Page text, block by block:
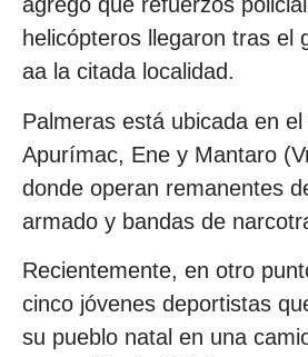
helicópteros llegaron tras el
aa la citada localidad.
Palmeras está ubicada en
Apurímac, Ene y Mantaro
donde operan remanentes
armado y bandas de
Recientemente, en otro
cinco jóvenes deportistas
su pueblo natal en una